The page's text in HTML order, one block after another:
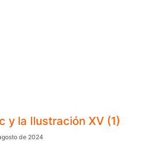
y la Ilustración XV (1)
de 2024